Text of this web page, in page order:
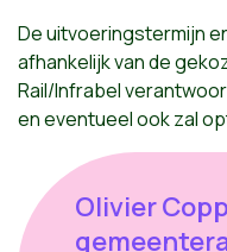
De uitvoeringstermijn
afhankelijk van de
Rail/Infrabel
en eventueel ook zal
Olivier